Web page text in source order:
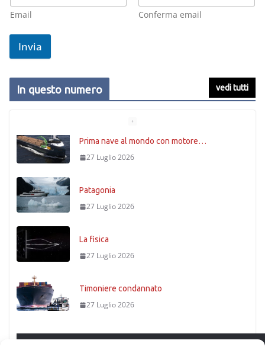
Email Conferma email
Invia
In questo numero vedi tutti
27 Luglio 2026
Patagonia
27 Luglio 2026
27 Luglio 2026
27 Luglio 2026